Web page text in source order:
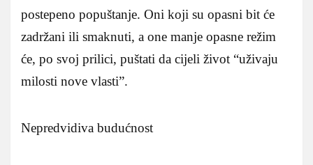
postepeno popuštanje. Oni koji su opasni bit će
zadržani ili smaknuti, a one manje opasne režim
će, po svoj prilici, puštati da cijeli život “uživaju
milosti nove vlasti”.
Nepredvidiva budućnost